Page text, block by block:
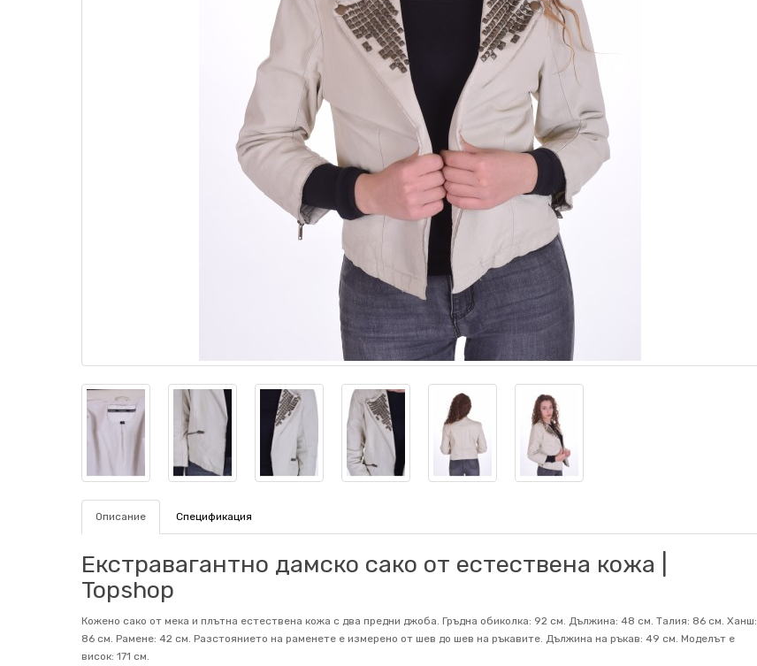
Описание Спецификация
Екстравагантно дамско сако от естествена кожа |
Topshop
Кожено сако от мека и плътна естествена кожа с два предни джоба. Гръдна обиколка: 92 см. Дължина: 48 см. Талия: 86 см. Ханш:
86 см. Рамене: 42 см. Разстоянието на раменете е измерено от шев до шев на ръкавите. Дължина на ръкав: 49 см. Mоделът е
висок: 171 см.